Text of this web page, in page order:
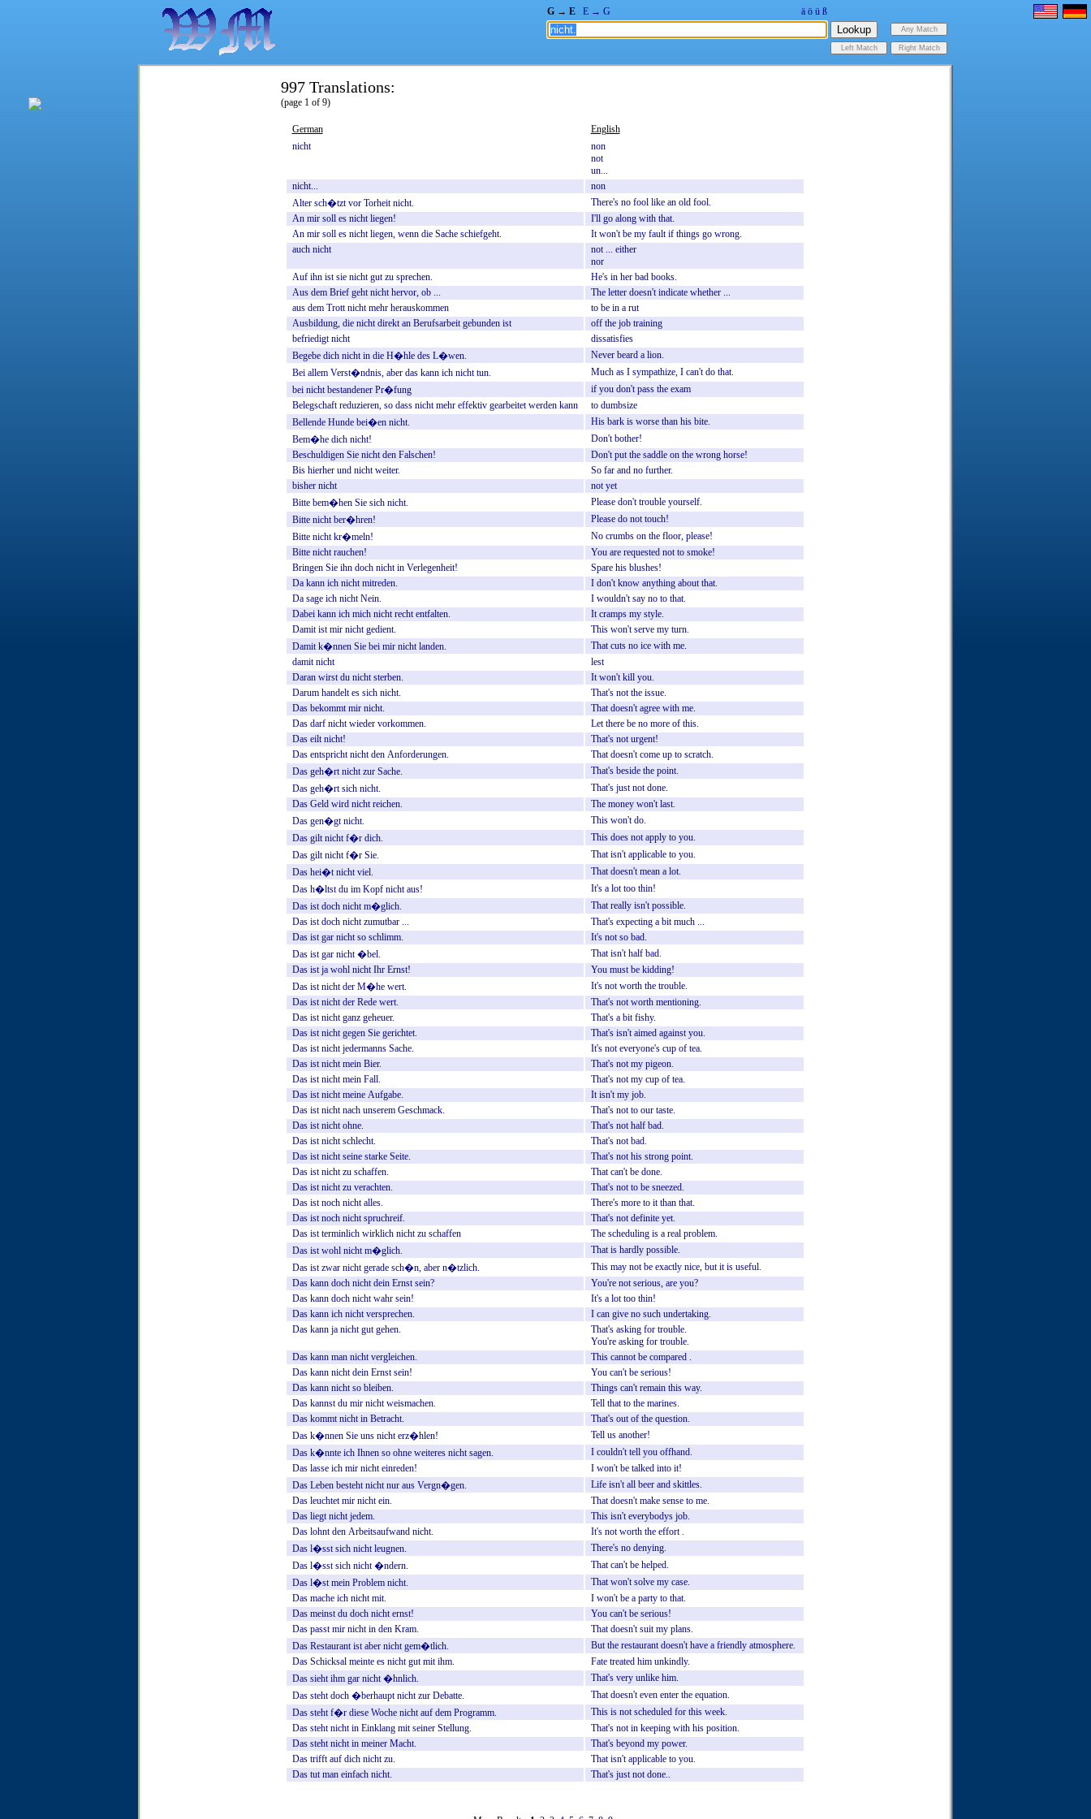
G → E E → G ä ö ü ß
997 Translations:
(page 1 of 9)
German
English
nicht
non
not
un...
nicht...
non
Alter sch�tzt vor Torheit nicht. There's no fool like an old fool.
An mir soll es nicht liegen! I'll go along with that.
An mir soll es nicht liegen, wenn die Sache schiefgeht. It won't be my fault if things go wrong.
auch nicht not ... either
nor
Auf ihn ist sie nicht gut zu sprechen. He's in her bad books.
Aus dem Brief geht nicht hervor, ob ... The letter doesn't indicate whether ...
aus dem Trott nicht mehr herauskommen to be in a rut
Ausbildung, die nicht direkt an Berufsarbeit gebunden ist off the job training
befriedigt nicht
dissatisfies
Begebe dich nicht in die H�hle des L�wen. Never beard a lion.
Bei allem Verst�ndnis, aber das kann ich nicht tun. Much as I sympathize, I can't do that.
bei nicht bestandener Pr�fung if you don't pass the exam
Belegschaft reduzieren, so dass nicht mehr effektiv gearbeitet werden kann to dumbsize
Bellende Hunde bei�en nicht. His bark is worse than his bite.
Bem�he dich nicht! Don't bother!
Beschuldigen Sie nicht den Falschen! Don't put the saddle on the wrong horse!
Bis hierher und nicht weiter. So far and no further.
bisher nicht not yet
Bitte bem�hen Sie sich nicht. Please don't trouble yourself.
Bitte nicht ber�hren! Please do not touch!
Bitte nicht kr�meln! No crumbs on the floor, please!
Bitte nicht rauchen! You are requested not to smoke!
Bringen Sie ihn doch nicht in Verlegenheit! Spare his blushes!
Da kann ich nicht mitreden. I don't know anything about that.
Da sage ich nicht Nein. I wouldn't say no to that.
Dabei kann ich mich nicht recht entfalten. It cramps my style.
Damit ist mir nicht gedient. This won't serve my turn.
Damit k�nnen Sie bei mir nicht landen. That cuts no ice with me.
damit nicht
lest
Daran wirst du nicht sterben. It won't kill you.
Darum handelt es sich nicht. That's not the issue.
Das bekommt mir nicht. That doesn't agree with me.
Das darf nicht wieder vorkommen. Let there be no more of this.
Das eilt nicht! That's not urgent!
Das entspricht nicht den Anforderungen. That doesn't come up to scratch.
Das geh�rt nicht zur Sache. That's beside the point.
Das geh�rt sich nicht. That's just not done.
Das Geld wird nicht reichen. The money won't last.
Das gen�gt nicht. This won't do.
Das gilt nicht f�r dich. This does not apply to you.
Das gilt nicht f�r Sie. That isn't applicable to you.
Das hei�t nicht viel. That doesn't mean a lot.
Das h�ltst du im Kopf nicht aus! It's a lot too thin!
Das ist doch nicht m�glich. That really isn't possible.
Das ist doch nicht zumutbar ... That's expecting a bit much ...
Das ist gar nicht so schlimm. It's not so bad.
Das ist gar nicht �bel. That isn't half bad.
Das ist ja wohl nicht Ihr Ernst! You must be kidding!
Das ist nicht der M�he wert. It's not worth the trouble.
Das ist nicht der Rede wert. That's not worth mentioning.
Das ist nicht ganz geheuer. That's a bit fishy.
Das ist nicht gegen Sie gerichtet. That's isn't aimed against you.
Das ist nicht jedermanns Sache. It's not everyone's cup of tea.
Das ist nicht mein Bier. That's not my pigeon.
Das ist nicht mein Fall. That's not my cup of tea.
Das ist nicht meine Aufgabe. It isn't my job.
Das ist nicht nach unserem Geschmack. That's not to our taste.
Das ist nicht ohne. That's not half bad.
Das ist nicht schlecht. That's not bad.
Das ist nicht seine starke Seite. That's not his strong point.
Das ist nicht zu schaffen. That can't be done.
Das ist nicht zu verachten. That's not to be sneezed.
Das ist noch nicht alles. There's more to it than that.
Das ist noch nicht spruchreif. That's not definite yet.
Das ist terminlich wirklich nicht zu schaffen The scheduling is a real problem.
Das ist wohl nicht m�glich. That is hardly possible.
Das ist zwar nicht gerade sch�n, aber n�tzlich. This may not be exactly nice, but it is useful.
Das kann doch nicht dein Ernst sein? You're not serious, are you?
Das kann doch nicht wahr sein! It's a lot too thin!
Das kann ich nicht versprechen. I can give no such undertaking.
Das kann ja nicht gut gehen. That's asking for trouble.
You're asking for trouble.
Das kann man nicht vergleichen. This cannot be compared .
Das kann nicht dein Ernst sein! You can't be serious!
Das kann nicht so bleiben. Things can't remain this way.
Das kannst du mir nicht weismachen. Tell that to the marines.
Das kommt nicht in Betracht. That's out of the question.
Das k�nnen Sie uns nicht erz�hlen! Tell us another!
Das k�nnte ich Ihnen so ohne weiteres nicht sagen. I couldn't tell you offhand.
Das lasse ich mir nicht einreden! I won't be talked into it!
Das Leben besteht nicht nur aus Vergn�gen. Life isn't all beer and skittles.
Das leuchtet mir nicht ein. That doesn't make sense to me.
Das liegt nicht jedem. This isn't everybodys job.
Das lohnt den Arbeitsaufwand nicht. It's not worth the effort .
Das l�sst sich nicht leugnen. There's no denying.
Das l�sst sich nicht �ndern. That can't be helped.
Das l�st mein Problem nicht. That won't solve my case.
Das mache ich nicht mit. I won't be a party to that.
Das meinst du doch nicht ernst! You can't be serious!
Das passt mir nicht in den Kram. That doesn't suit my plans.
Das Restaurant ist aber nicht gem�tlich. But the restaurant doesn't have a friendly atmosphere.
Das Schicksal meinte es nicht gut mit ihm. Fate treated him unkindly.
Das sieht ihm gar nicht �hnlich. That's very unlike him.
Das steht doch �berhaupt nicht zur Debatte. That doesn't even enter the equation.
Das steht f�r diese Woche nicht auf dem Programm. This is not scheduled for this week.
Das steht nicht in Einklang mit seiner Stellung. That's not in keeping with his position.
Das steht nicht in meiner Macht. That's beyond my power.
Das trifft auf dich nicht zu. That isn't applicable to you.
Das tut man einfach nicht. That's just not done..